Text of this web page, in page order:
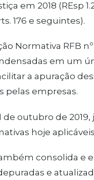
em 2018 (REsp
176 e seguintes).
Normativa RFB nº
em um
a apuração
pelas empresas.
de outubro de
hoje
consolida e
e